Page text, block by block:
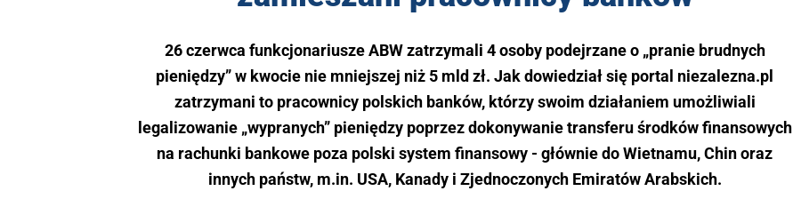
26 czerwca funkcjonariusze ABW zatrzymali 4 osoby podejrzane o „pranie brudnych
pieniędzy” w kwocie nie mniejszej niż 5 mld zł. Jak dowiedział się portal niezalezna.pl
zatrzymani to pracownicy polskich banków, którzy swoim działaniem umożliwiali
legalizowanie „wypranych” pieniędzy poprzez dokonywanie transferu środków finansowych
na rachunki bankowe poza polski system finansowy - głównie do Wietnamu, Chin oraz
innych państw, m.in. USA, Kanady i Zjednoczonych Emiratów Arabskich.